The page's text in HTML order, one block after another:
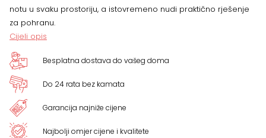
notu u svaku prostoriju, a istovremeno nudi praktično rješenje
za pohranu.
Cijeli opis
Besplatna dostava do vašeg doma
Do 24 rata bez kamata
Garancija najniže cijene
Najbolji omjer cijene i kvalitete